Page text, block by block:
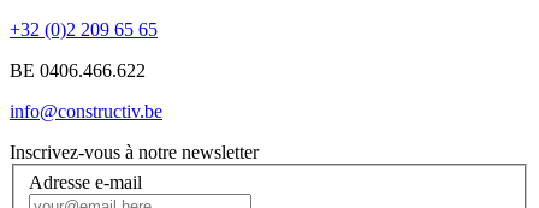
+32 (0)2 209 65 65
BE 0406.466.622
info@constructiv.be
Inscrivez-vous à notre newsletter
Adresse e-mail